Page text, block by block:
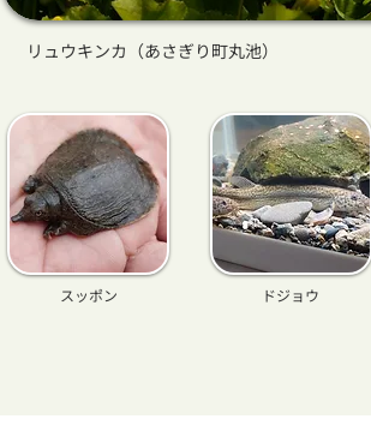
リュウキンカ（あさぎり町丸池）
スッポン ドジョウ